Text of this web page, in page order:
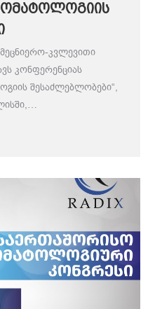
კვლევითი
კონფერენციას
შესაძლებლობები“,